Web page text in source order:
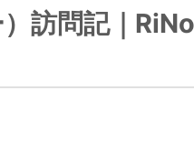
訪問記｜